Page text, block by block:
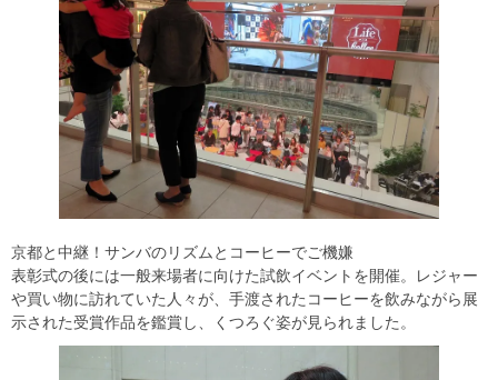
京都と中継！サンバのリズムとコーヒーでご機嫌
表彰式の後には一般来場者に向けた試飲イベントを開催。レジャー
や買い物に訪れていた人々が、手渡されたコーヒーを飲みながら展
示された受賞作品を鑑賞し、くつろぐ姿が見られました。